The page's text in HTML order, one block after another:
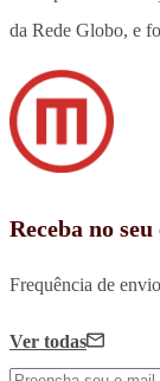
da Rede Globo, e
Receba no
Frequência de
Ver todas